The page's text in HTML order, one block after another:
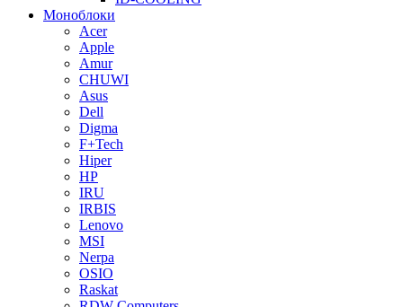
Моноблоки
Acer
Apple
Amur
CHUWI
Asus
Dell
Digma
F+Tech
Hiper
HP
IRU
IRBIS
Lenovo
MSI
Nerpa
OSIO
Raskat